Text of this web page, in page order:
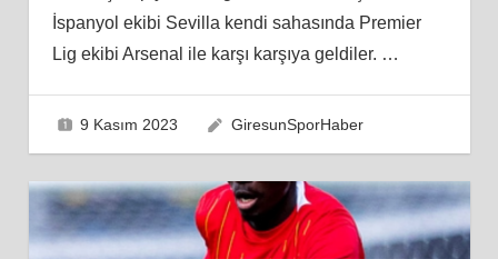
İspanyol ekibi Sevilla kendi sahasında Premier
Lig ekibi Arsenal ile karşı karşıya geldiler. …
9 Kasım 2023 GiresunSporHaber